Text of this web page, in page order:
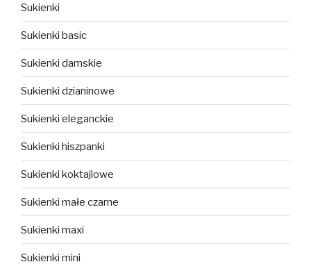
Sukienki
Sukienki basic
Sukienki damskie
Sukienki dzianinowe
Sukienki eleganckie
Sukienki hiszpanki
Sukienki koktajlowe
Sukienki małe czarne
Sukienki maxi
Sukienki mini